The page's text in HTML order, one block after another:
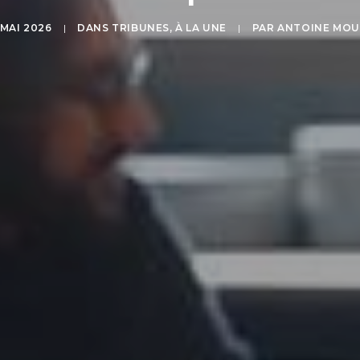
2026 | DANS TRIBUNES,À LA UNE | PARANTOINE